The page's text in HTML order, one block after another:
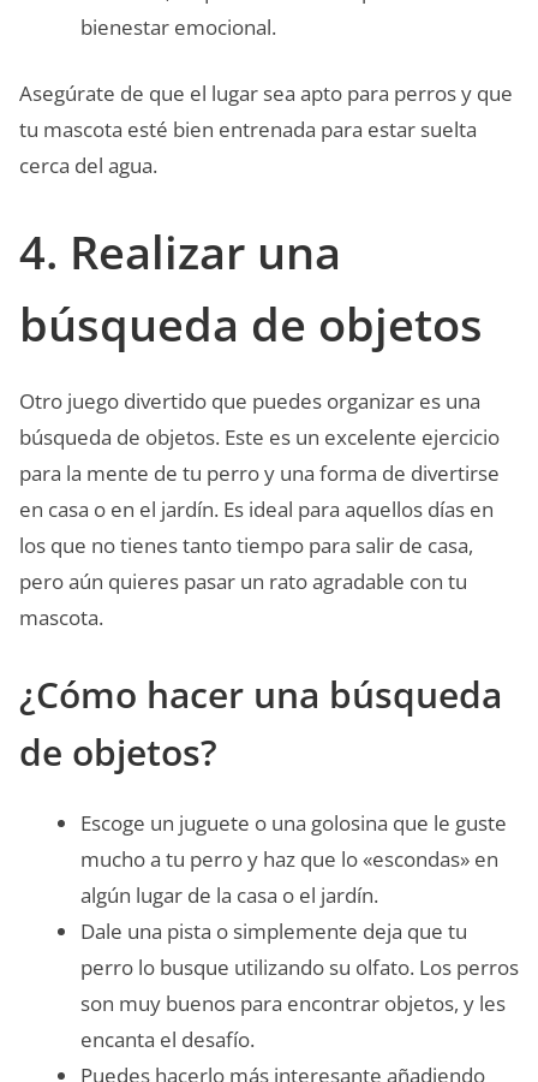
bienestar emocional.
Asegúrate de que el lugar sea apto para perros y que
tu mascota esté bien entrenada para estar suelta
cerca del agua.
4. Realizar una
búsqueda de objetos
Otro juego divertido que puedes organizar es una
búsqueda de objetos. Este es un excelente ejercicio
para la mente de tu perro y una forma de divertirse
en casa o en el jardín. Es ideal para aquellos días en
los que no tienes tanto tiempo para salir de casa,
pero aún quieres pasar un rato agradable con tu
mascota.
¿Cómo hacer una búsqueda
de objetos?
Escoge un juguete o una golosina que le guste
mucho a tu perro y haz que lo «escondas» en
algún lugar de la casa o el jardín.
Dale una pista o simplemente deja que tu
perro lo busque utilizando su olfato. Los perros
son muy buenos para encontrar objetos, y les
encanta el desafío.
Puedes hacerlo más interesante añadiendo